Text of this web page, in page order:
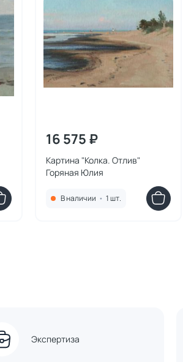
16 575 ₽
Картина "Колка. Отлив"
Горяная Юлия
В наличии • 1 шт.
Экспертиза